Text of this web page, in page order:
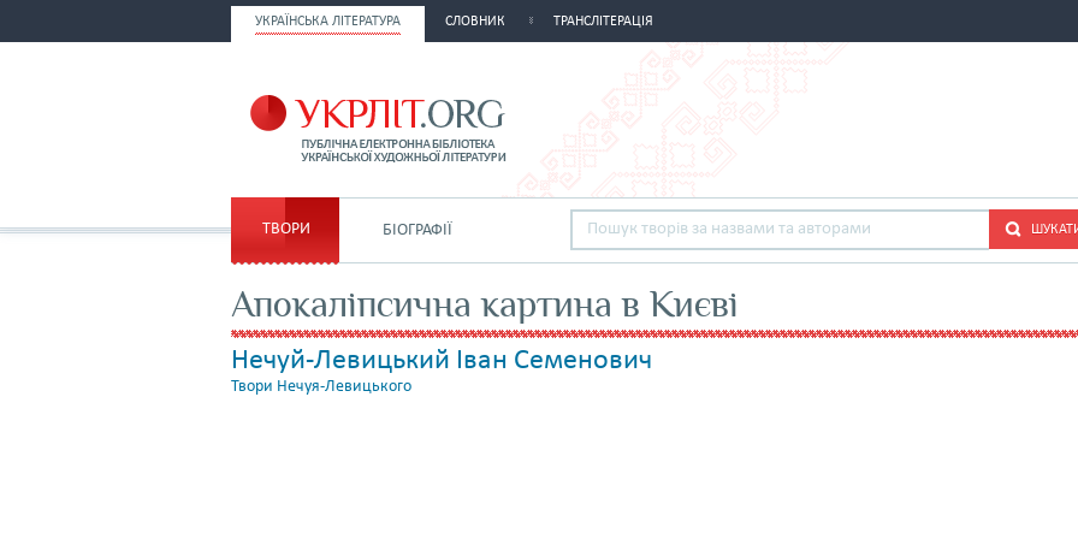
УКРАЇНСЬКА ЛІТЕРАТУРА СЛОВНИК ТРАНСЛІТЕРАЦІЯ
ТВОРИ БІОГРАФІЇ
Апокаліпсична картина в Києві
Нечуй-Левицький Іван Семенович
Твори Нечуя-Левицького